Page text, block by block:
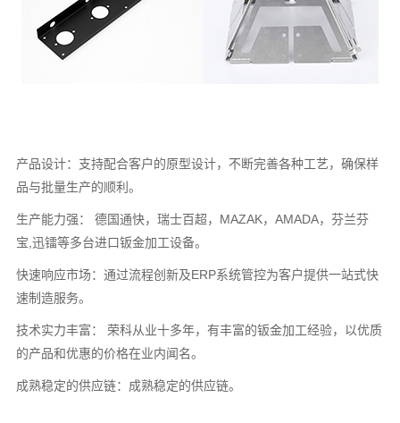
产品设计：支持配合客户的原型设计，不断完善各种工艺，确保样
品与批量生产的顺利。
生产能力强： 德国通快，瑞士百超，MAZAK，AMADA，芬兰芬
宝,迅镭等多台进口钣金加工设备。
快速响应市场：通过流程创新及ERP系统管控为客户提供一站式快
速制造服务。
技术实力丰富： 荣科从业十多年，有丰富的钣金加工经验，以优质
的产品和优惠的价格在业内闻名。
成熟稳定的供应链：成熟稳定的供应链。